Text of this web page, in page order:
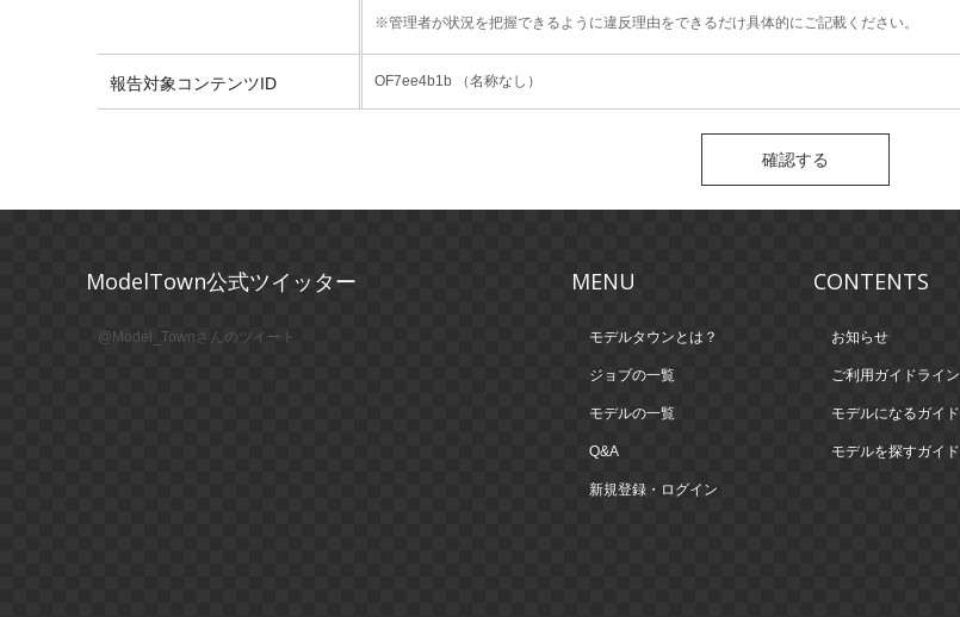
※管理者が状況を把握できるように違反理由をできるだけ具体的にご記載ください。
報告対象コンテンツID OF7ee4b1b （名称なし）
ModelTown公式ツイッター
@Model_Townさんのツイート
MENU
モデルタウンとは？
ジョブの一覧
モデルの一覧
Q&A
新規登録・ログイン
CONTENTS
お知らせ
ご利用ガイドライン
モデルになるガイド
モデルを探すガイド